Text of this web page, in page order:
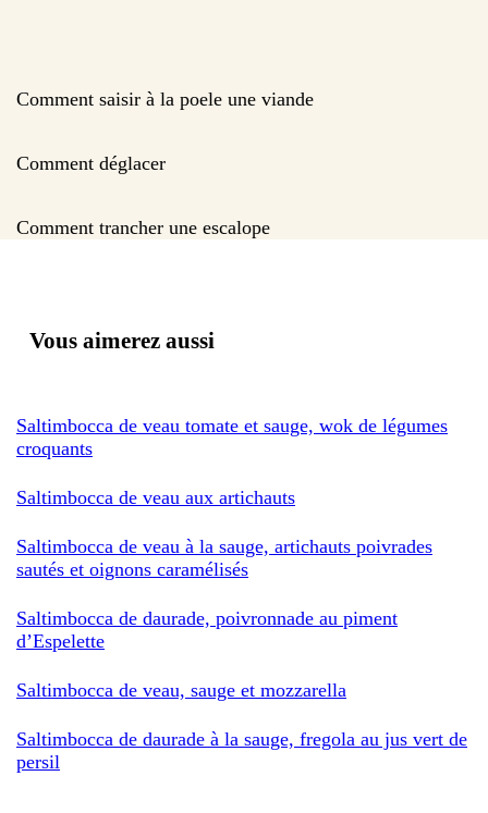
Comment saisir à la poele une viande
Comment déglacer
Comment trancher une escalope
Vous aimerez aussi
Saltimbocca de veau tomate et sauge, wok de légumes
croquants
Saltimbocca de veau aux artichauts
Saltimbocca de veau à la sauge, artichauts poivrades
sautés et oignons caramélisés
Saltimbocca de daurade, poivronnade au piment
d’Espelette
Saltimbocca de veau, sauge et mozzarella
Saltimbocca de daurade à la sauge, fregola au jus vert de
persil